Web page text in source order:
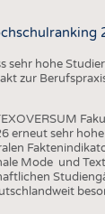
sehr hohe
zur
erneut sehr
Mode und